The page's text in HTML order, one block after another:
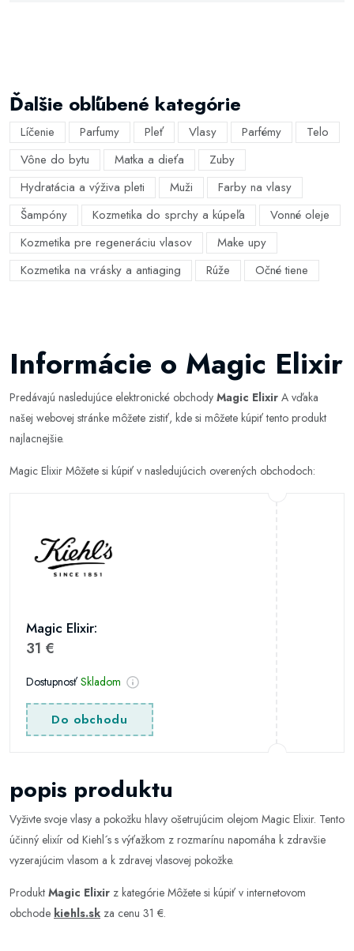
Ďalšie obľúbené kategórie
Líčenie Parfumy Pleť Vlasy Parfémy
Telo
Vône do bytu
Matka a dieťa
Zuby
Hydratácia a výživa pleti
Muži
Farby na vlasy
Šampóny
Kozmetika do sprchy a kúpeľa
Vonné oleje
Kozmetika pre regeneráciu vlasov
Make upy
Kozmetika na vrásky a antiaging
Rúže Očné tiene
Informácie o Magic Elixir
Predávajú nasledujúce elektronické obchody Magic Elixir A vďaka
našej webovej stránke môžete zistiť, kde si môžete kúpiť tento produkt
najlacnejšie.
Magic Elixir Môžete si kúpiť v nasledujúcich overených obchodoch:
Magic Elixir:
31 €
Dostupnosť Skladom
Do obchodu
popis produktu
Vyživte svoje vlasy a pokožku hlavy ošetrujúcim olejom Magic Elixir. Tento
účinný elixír od Kiehl´s s výťažkom z rozmarínu napomáha k zdravšie
vyzerajúcim vlasom a k zdravej vlasovej pokožke.
Produkt Magic Elixir z kategórie Môžete si kúpiť v internetovom
obchode kiehls.sk za cenu 31 €.